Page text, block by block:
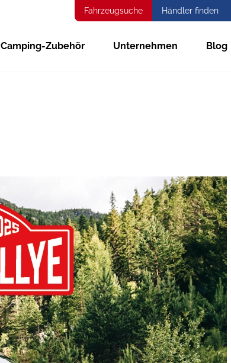
Fahrzeugsuche Händler finden
Camping-Zubehör Unternehmen Blog